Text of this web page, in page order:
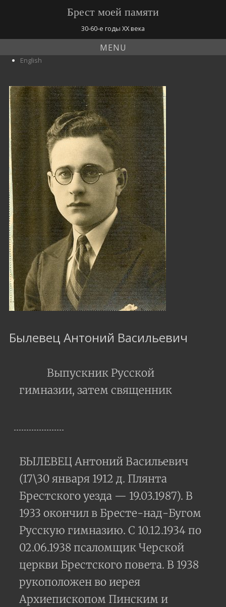
Брест моей памяти
30-60-е годы ХХ века
MENU
English
Былевец Антоний Васильевич
Выпускник Русской
гимназии, затем священник
БЫЛЕВЕЦ Антоний Васильевич
(17\30 января 1912 д. Плянта
Брестского уезда — 19.03.1987). В
1933 окончил в Бресте-над-Бугом
Русскую гимназию. С 10.12.1934 по
02.06.1938 псаломщик Черской
церкви Брестского повета. В 1938
рукоположен во иерея
Архиепископом Пинским и